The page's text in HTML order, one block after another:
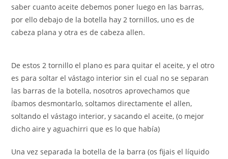
saber cuanto aceite debemos poner luego en las barras,
por ello debajo de la botella hay 2 tornillos, uno es de
cabeza plana y otra es de cabeza allen.
De estos 2 tornillo el plano es para quitar el aceite, y el otro
es para soltar el vástago interior sin el cual no se separan
las barras de la botella, nosotros aprovechamos que
íbamos desmontarlo, soltamos directamente el allen,
soltando el vástago interior, y sacando el aceite, (o mejor
dicho aire y aguachirri que es lo que había)
Una vez separada la botella de la barra (os fijais el líquido